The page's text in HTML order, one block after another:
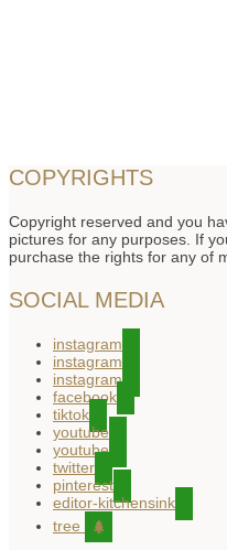
COPYRIGHTS
Copyright reserved and you
pictures for any purposes. If
purchase the rights for any of
SOCIAL MEDIA
instagram
instagram
instagram
facebook
tiktok
youtube
youtube
twitter
pinterest
editor-kitchensink
tree